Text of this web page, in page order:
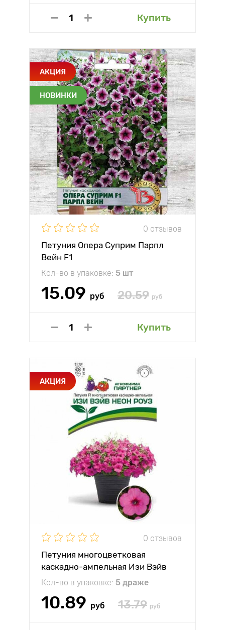
Купить
АКЦИЯ
НОВИНКИ
0 отзывов
Петуния Опера Суприм Парпл
Вейн F1
Кол-во в упаковке: 5 шт
15.09 руб 20.59 руб
Купить
АКЦИЯ
0 отзывов
Петуния многоцветковая
каскадно-ампельная Изи Вэйв
Неон Роуз F1 Партнер
Кол-во в упаковке: 5 драже
10.89 руб 13.79 руб